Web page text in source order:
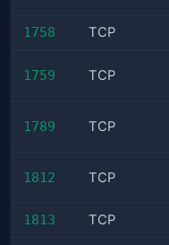
1758 TCP
1759 TCP
1789 TCP
1812 TCP
1813 TCP